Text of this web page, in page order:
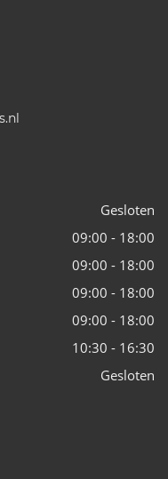
Gesloten
09:00 - 18:00
09:00 - 18:00
09:00 - 18:00
09:00 - 18:00
10:30 - 16:30
Gesloten